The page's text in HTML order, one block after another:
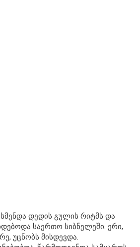
დედის გულის რიტმს და
საერთო სიბნელეში. ერი,
უცნობს მისდევდა.